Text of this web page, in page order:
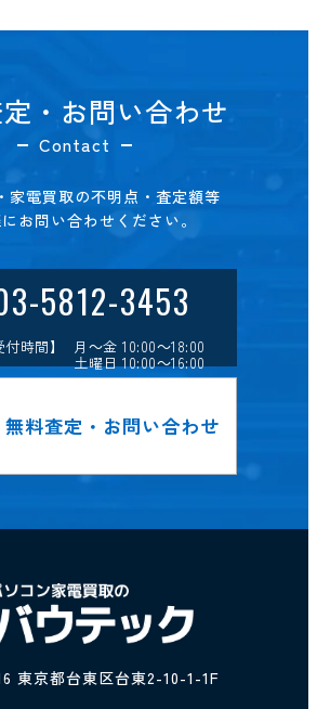
・お問い合わせ
Contact
家電買取の不明点・査定額等
お問い合わせください。
5812-3453
付時間】 月～金 10:00～18:00
土曜日 10:00～16:00
無料査定・お問い合わせ
東京都台東区台東2-10-1-1F